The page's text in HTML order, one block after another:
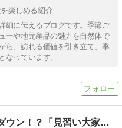
楽しめる紹介
細に伝えるブログです。季節ご
ーや地元産品の魅力を自然体で
ら、訪れる価値を引き立て、季
なっています。
満室へのカウントダウン！？「見習い大家のぼや日記」